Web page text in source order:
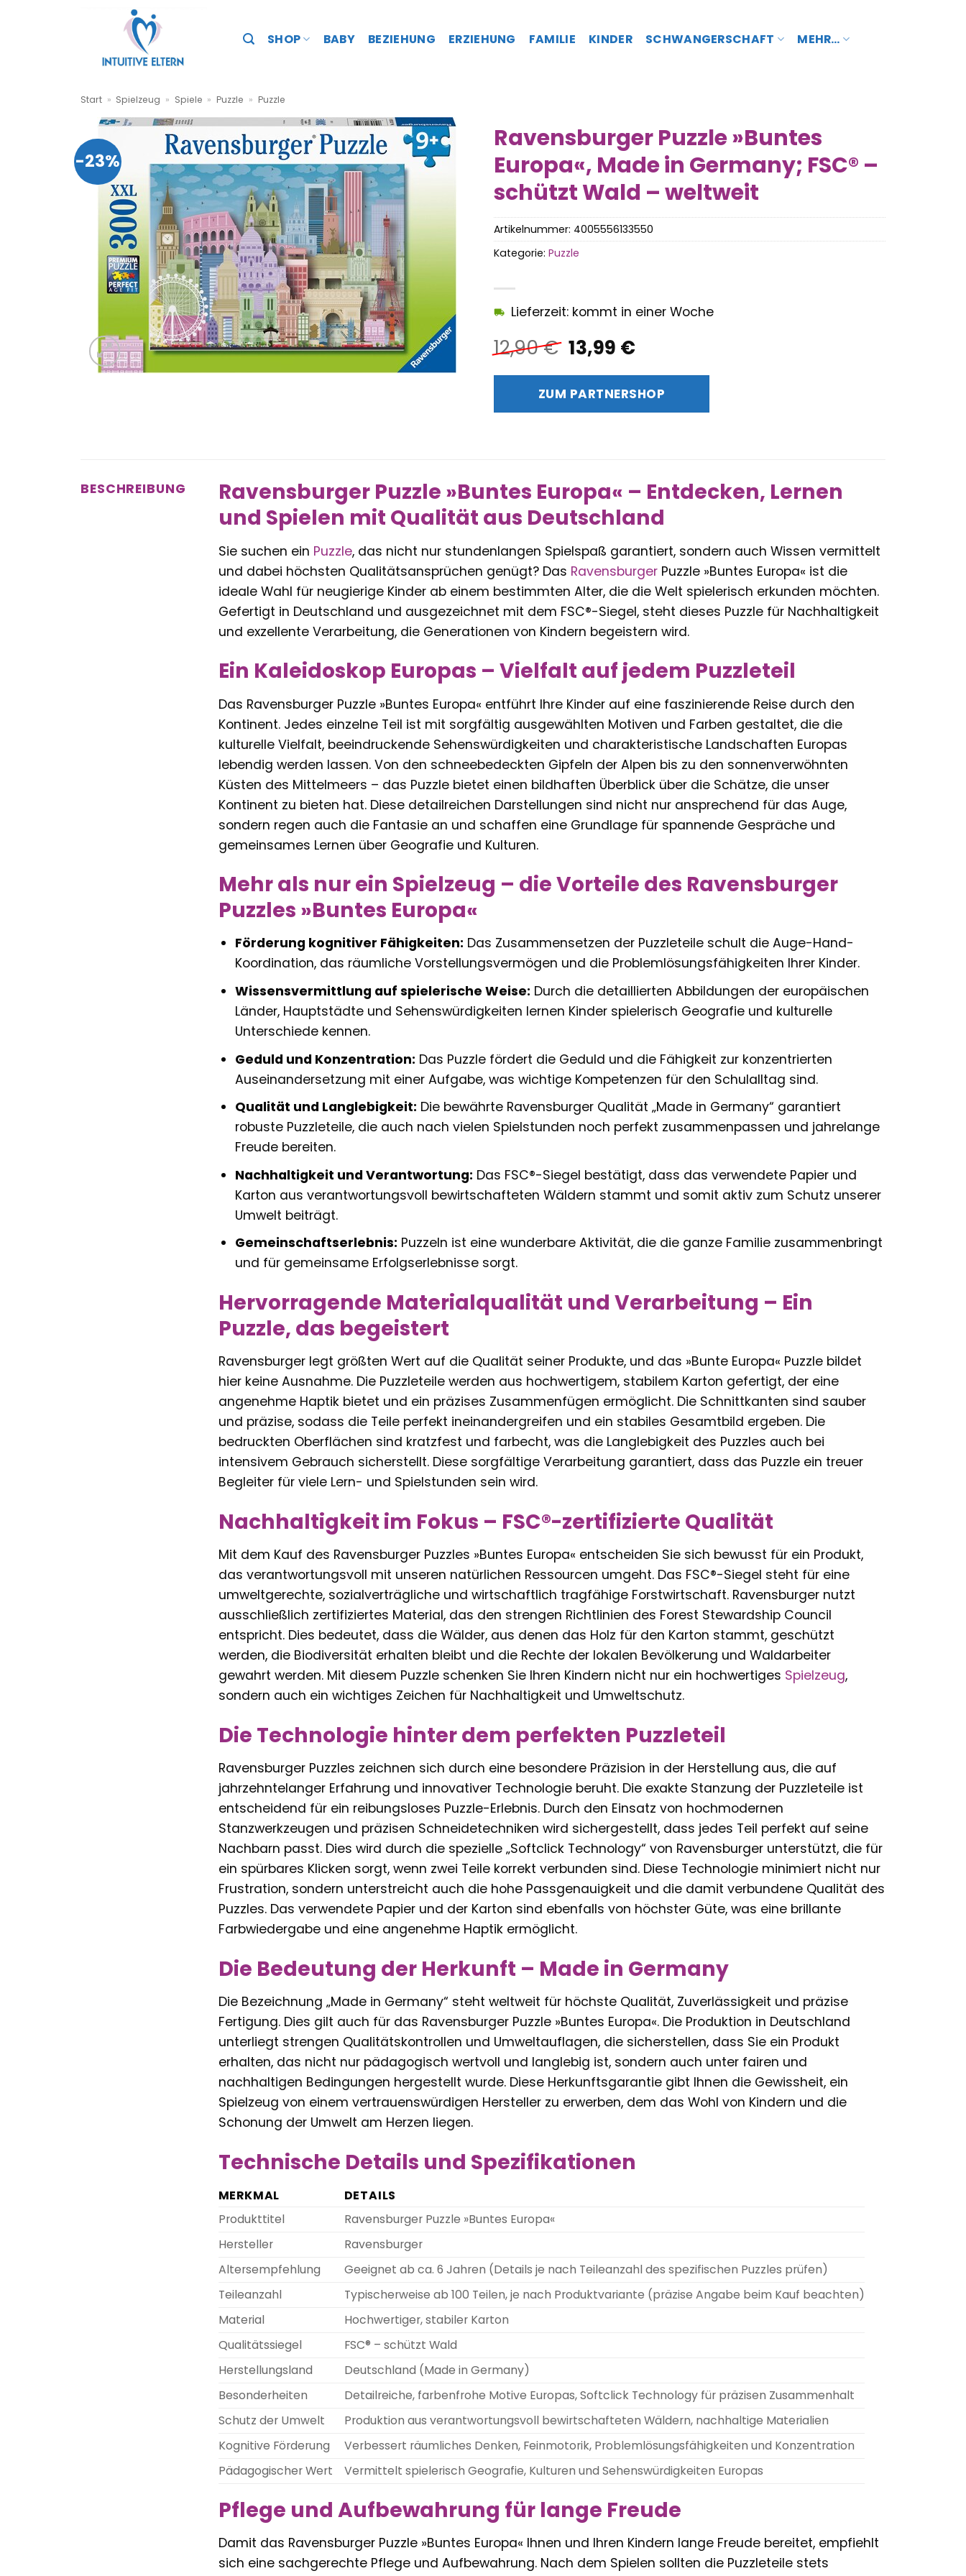
SHOP BABY BEZIEHUNG ERZIEHUNG FAMILIE KINDER SCHWANGERSCHAFT MEHR…
Start » Spielzeug » Spiele » Puzzle » Puzzle
-23%
Ravensburger Puzzle »Buntes
Europa«, Made in Germany; FSC® –
schützt Wald – weltweit
12,90€ Ursprünglicher
Preis
war:
12,90 €
13,99 €Aktueller
ist:
13,99 €.
Lieferzeit: kommt in einer Woche
ZUM PARTNERSHOP
Artikelnummer: 4005556133550
Kategorie: Puzzle
BESCHREIBUNG
Ravensburger Puzzle »Buntes Europa« – Entdecken, Lernen
und Spielen mit Qualität aus Deutschland
Sie suchen ein Puzzle, das nicht nur stundenlangen Spielspaß garantiert, sondern auch Wissen vermittelt
und dabei höchsten Qualitätsansprüchen genügt? Das RavensburgerPuzzle »Buntes Europa« ist die
ideale Wahl für neugierige Kinder ab einem bestimmten Alter, die die Welt spielerisch erkunden möchten.
Gefertigt in Deutschland und ausgezeichnet mit dem FSC®-Siegel, steht dieses Puzzle für Nachhaltigkeit
und exzellente Verarbeitung, die Generationen von Kindern begeistern wird.
Ein Kaleidoskop Europas – Vielfalt auf jedem Puzzleteil
Das Ravensburger Puzzle »Buntes Europa« entführt Ihre Kinder auf eine faszinierende Reise durch den
Kontinent. Jedes einzelne Teil ist mit sorgfältig ausgewählten Motiven und Farben gestaltet, die die
kulturelle Vielfalt, beeindruckende Sehenswürdigkeiten und charakteristische Landschaften Europas
lebendig werden lassen. Von den schneebedeckten Gipfeln der Alpen bis zu den sonnenverwöhnten
Küsten des Mittelmeers – das Puzzle bietet einen bildhaften Überblick über die Schätze, die unser
Kontinent zu bieten hat. Diese detailreichen Darstellungen sind nicht nur ansprechend für das Auge,
sondern regen auch die Fantasie an und schaffen eine Grundlage für spannende Gespräche und
gemeinsames Lernen über Geografie und Kulturen.
Mehr als nur ein Spielzeug – die Vorteile des Ravensburger
Puzzles »Buntes Europa«
Förderung kognitiver Fähigkeiten: Das Zusammensetzen der Puzzleteile schult die Auge-Hand-
Koordination, das räumliche Vorstellungsvermögen und die Problemlösungsfähigkeiten Ihrer Kinder.
Wissensvermittlung auf spielerische Weise: Durch die detaillierten Abbildungen der europäischen
Länder, Hauptstädte und Sehenswürdigkeiten lernen Kinder spielerisch Geografie und kulturelle
Unterschiede kennen.
Geduld und Konzentration: Das Puzzle fördert die Geduld und die Fähigkeit zur konzentrierten
Auseinandersetzung mit einer Aufgabe, was wichtige Kompetenzen für den Schulalltag sind.
Qualität und Langlebigkeit: Die bewährte Ravensburger Qualität „Made in Germany“ garantiert
robuste Puzzleteile, die auch nach vielen Spielstunden noch perfekt zusammenpassen und jahrelange
Freude bereiten.
Nachhaltigkeit und Verantwortung: Das FSC®-Siegel bestätigt, dass das verwendete Papier und
Karton aus verantwortungsvoll bewirtschafteten Wäldern stammt und somit aktiv zum Schutz unserer
Umwelt beiträgt.
Gemeinschaftserlebnis: Puzzeln ist eine wunderbare Aktivität, die die ganze Familie zusammenbringt
und für gemeinsame Erfolgserlebnisse sorgt.
Hervorragende Materialqualität und Verarbeitung – Ein
Puzzle, das begeistert
Ravensburger legt größten Wert auf die Qualität seiner Produkte, und das »Bunte Europa« Puzzle bildet
hier keine Ausnahme. Die Puzzleteile werden aus hochwertigem, stabilem Karton gefertigt, der eine
angenehme Haptik bietet und ein präzises Zusammenfügen ermöglicht. Die Schnittkanten sind sauber
und präzise, sodass die Teile perfekt ineinandergreifen und ein stabiles Gesamtbild ergeben. Die
bedruckten Oberflächen sind kratzfest und farbecht, was die Langlebigkeit des Puzzles auch bei
intensivem Gebrauch sicherstellt. Diese sorgfältige Verarbeitung garantiert, dass das Puzzle ein treuer
Begleiter für viele Lern- und Spielstunden sein wird.
Nachhaltigkeit im Fokus – FSC®-zertifizierte Qualität
Mit dem Kauf des Ravensburger Puzzles »Buntes Europa« entscheiden Sie sich bewusst für ein Produkt,
das verantwortungsvoll mit unseren natürlichen Ressourcen umgeht. Das FSC®-Siegel steht für eine
umweltgerechte, sozialverträgliche und wirtschaftlich tragfähige Forstwirtschaft. Ravensburger nutzt
ausschließlich zertifiziertes Material, das den strengen Richtlinien des Forest Stewardship Council
entspricht. Dies bedeutet, dass die Wälder, aus denen das Holz für den Karton stammt, geschützt
werden, die Biodiversität erhalten bleibt und die Rechte der lokalen Bevölkerung und Waldarbeiter
gewahrt werden. Mit diesem Puzzle schenken Sie Ihren Kindern nicht nur ein hochwertiges Spielzeug,
sondern auch ein wichtiges Zeichen für Nachhaltigkeit und Umweltschutz.
Die Technologie hinter dem perfekten Puzzleteil
Ravensburger Puzzles zeichnen sich durch eine besondere Präzision in der Herstellung aus, die auf
jahrzehntelanger Erfahrung und innovativer Technologie beruht. Die exakte Stanzung der Puzzleteile ist
entscheidend für ein reibungsloses Puzzle-Erlebnis. Durch den Einsatz von hochmodernen
Stanzwerkzeugen und präzisen Schneidetechniken wird sichergestellt, dass jedes Teil perfekt auf seine
Nachbarn passt. Dies wird durch die spezielle „Softclick Technology“ von Ravensburger unterstützt, die für
ein spürbares Klicken sorgt, wenn zwei Teile korrekt verbunden sind. Diese Technologie minimiert nicht nur
Frustration, sondern unterstreicht auch die hohe Passgenauigkeit und die damit verbundene Qualität des
Puzzles. Das verwendete Papier und der Karton sind ebenfalls von höchster Güte, was eine brillante
Farbwiedergabe und eine angenehme Haptik ermöglicht.
Die Bedeutung der Herkunft – Made in Germany
Die Bezeichnung „Made in Germany“ steht weltweit für höchste Qualität, Zuverlässigkeit und präzise
Fertigung. Dies gilt auch für das Ravensburger Puzzle »Buntes Europa«. Die Produktion in Deutschland
unterliegt strengen Qualitätskontrollen und Umweltauflagen, die sicherstellen, dass Sie ein Produkt
erhalten, das nicht nur pädagogisch wertvoll und langlebig ist, sondern auch unter fairen und
nachhaltigen Bedingungen hergestellt wurde. Diese Herkunftsgarantie gibt Ihnen die Gewissheit, ein
Spielzeug von einem vertrauenswürdigen Hersteller zu erwerben, dem das Wohl von Kindern und die
Schonung der Umwelt am Herzen liegen.
Technische Details und Spezifikationen
MERKMAL
DETAILS
Produkttitel
Ravensburger Puzzle »Buntes Europa«
Hersteller
Ravensburger
Altersempfehlung
Geeignet ab ca. 6 Jahren (Details je nach Teileanzahl des spezifischen Puzzles prüfen)
Teileanzahl
Typischerweise ab 100 Teilen, je nach Produktvariante (präzise Angabe beim Kauf beachten)
Material
Hochwertiger, stabiler Karton
Qualitätssiegel
FSC® – schützt Wald
Herstellungsland
Deutschland (Made in Germany)
Besonderheiten
Detailreiche, farbenfrohe Motive Europas, Softclick Technology für präzisen Zusammenhalt
Schutz der Umwelt
Produktion aus verantwortungsvoll bewirtschafteten Wäldern, nachhaltige Materialien
Kognitive Förderung
Verbessert räumliches Denken, Feinmotorik, Problemlösungsfähigkeiten und Konzentration
Pädagogischer Wert
Vermittelt spielerisch Geografie, Kulturen und Sehenswürdigkeiten Europas
Pflege und Aufbewahrung für lange Freude
Damit das Ravensburger Puzzle »Buntes Europa« Ihnen und Ihren Kindern lange Freude bereitet, empfiehlt
sich eine sachgerechte Pflege und Aufbewahrung. Nach dem Spielen sollten die Puzzleteile stets